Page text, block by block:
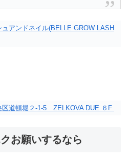
アンドネイル(BELLE GROW LASH
区道頓堀２-1-5 ZELKOVA DUE ６F
お願いするなら